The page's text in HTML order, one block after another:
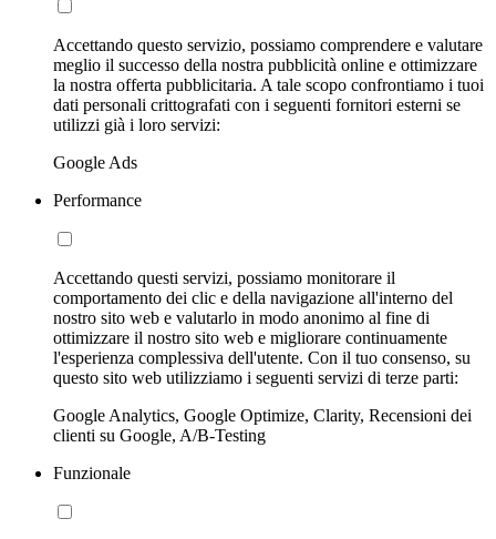
Accettando questo servizio, possiamo comprendere e valutare
meglio il successo della nostra pubblicità online e ottimizzare
la nostra offerta pubblicitaria. A tale scopo confrontiamo i tuoi
dati personali crittografati con i seguenti fornitori esterni se
utilizzi già i loro servizi:
Google Ads
Performance
Accettando questi servizi, possiamo monitorare il
comportamento dei clic e della navigazione all'interno del
nostro sito web e valutarlo in modo anonimo al fine di
ottimizzare il nostro sito web e migliorare continuamente
l'esperienza complessiva dell'utente. Con il tuo consenso, su
questo sito web utilizziamo i seguenti servizi di terze parti:
Google Analytics, Google Optimize, Clarity, Recensioni dei
clienti su Google, A/B-Testing
Funzionale